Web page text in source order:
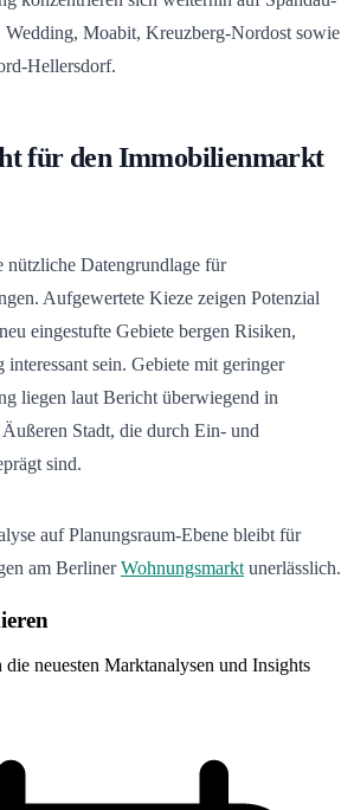
Wedding, Moabit, Kreuzberg-Nordost sowie
Hellersdorf.
für den Immobilienmarkt
nützliche Datengrundlage für
Aufgewertete Kieze zeigen Potenzial
eingestufte Gebiete bergen Risiken,
sein. Gebiete mit geringer
liegen laut Bericht überwiegend in
Stadt, die durch Ein- und
sind.
auf Planungsraum-Ebene bleibt für
am BerlinerWohnungsmarkt unerlässlich.
neuesten Marktanalysen und Insights